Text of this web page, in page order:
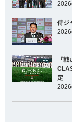
2026
侍ジ
2026
『
定
2026